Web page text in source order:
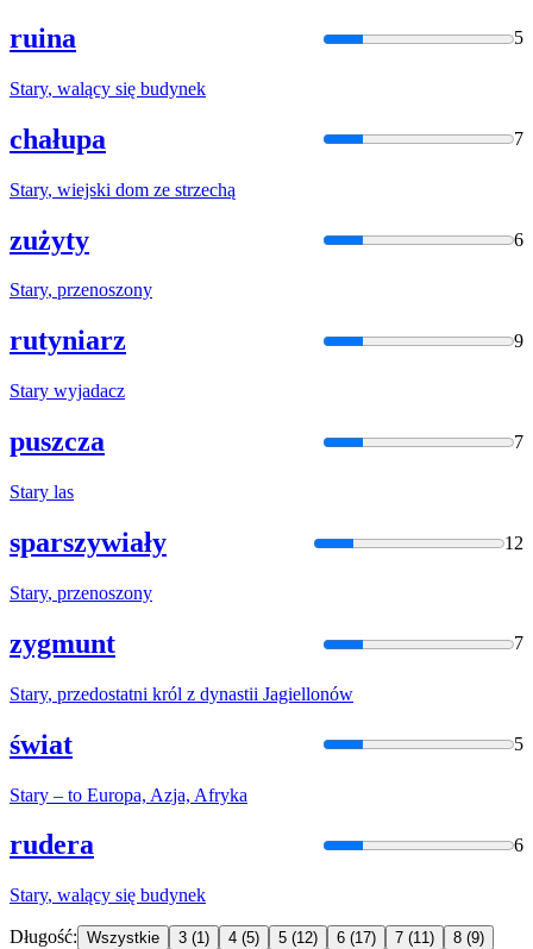
ruina 5
Stary, walący się budynek
chałupa 7
Stary, wiejski dom ze strzechą
zużyty 6
Stary, przenoszony
rutyniarz 9
Stary wyjadacz
puszcza 7
Stary las
sparszywiały 12
Stary, przenoszony
zygmunt 7
Stary, przedostatni król z dynastii Jagiellonów
świat 5
Stary – to Europa, Azja, Afryka
rudera 6
Stary, walący się budynek
Długość: Wszystkie 3 (1) 4 (5) 5 (12) 6 (17) 7 (11) 8 (9)